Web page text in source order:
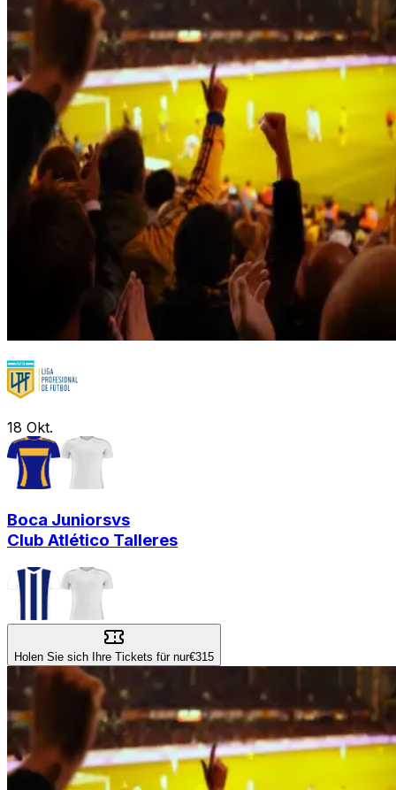
18 Okt.
Boca Juniorsvs
Club Atlético Talleres
Holen Sie sich Ihre Tickets für nur€315